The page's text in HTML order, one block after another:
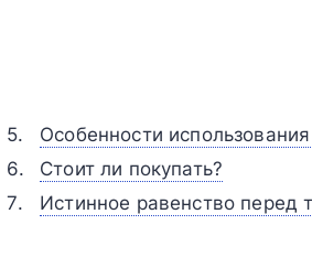
Особенности
Стоит ли покупать?
Истинное равенство перед